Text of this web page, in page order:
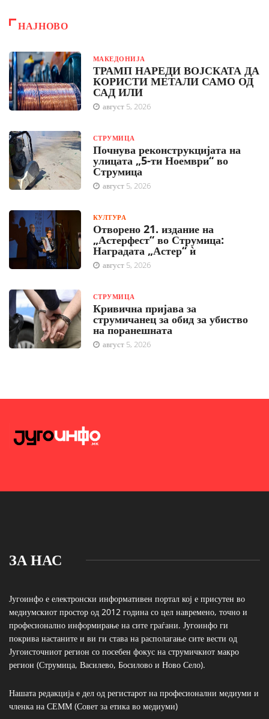
НАЈНОВО
МАКЕДОНИЈА
ТРАМП НАРЕДИ ВОЈСКАТА ДА
КОРИСТИ МЕТАЛИ САМО ОД
САД ИЛИ
август 5, 2026
СТРУМИЦА
Почнува реконструкцијата на
улицата „5-ти Ноември“ во
Струмица
август 5, 2026
КУЛТУРА
Отворено 21. издание на
„Астерфест“ во Струмица:
Наградата „Астер“ ѝ
август 5, 2026
СТРУМИЦА
Кривична пријава за
струмичанец за обид за убиство
на поранешната
август 5, 2026
ЗА НАС
Југоинфо е електронски информативен портал кој е присутен во
медиумскиот простор од 2012 година со цел навремено, точно и
професионално информирање на сите граѓани. Југоинфо ги
покрива настаните и ви ги става на располагање сите вести од
Југоисточниот регион со посебен фокус на струмичкиот макро
регион (Струмица, Василево, Босилово и Ново Село).
Нашата редакција е дел од регистарот на професионални медиуми и
членка на СЕММ (Совет за етика во медиуми)